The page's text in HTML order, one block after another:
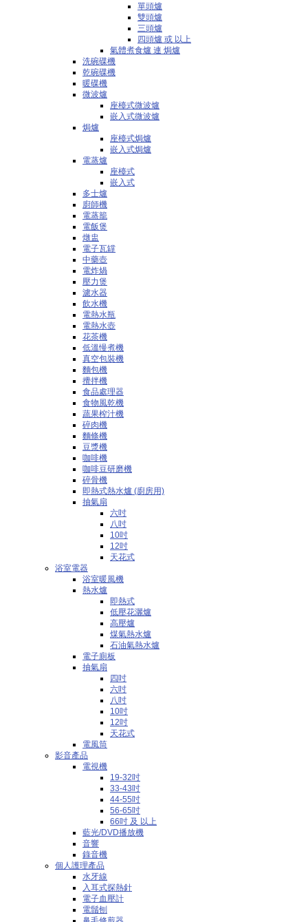
單頭爐
雙頭爐
三頭爐
四頭爐 或 以上
氣體煮食爐 連 焗爐
洗碗碟機
乾碗碟機
暖碟機
微波爐
座檯式微波爐
嵌入式微波爐
焗爐
座檯式焗爐
嵌入式焗爐
電蒸爐
座檯式
嵌入式
多士爐
廚師機
電蒸籠
電飯煲
燉盅
電子瓦罉
中藥壺
電炸煱
壓力煲
濾水器
飲水機
電熱水瓶
電熱水壺
花茶機
低溫慢煮機
真空包裝機
麵包機
攪拌機
食品處理器
食物風乾機
蔬果榨汁機
碎肉機
麵條機
豆漿機
咖啡機
咖啡豆研磨機
碎骨機
即熱式熱水爐 (廚房用)
抽氣扇
六吋
八吋
10吋
12吋
天花式
浴室電器
浴室暖風機
熱水爐
即熱式
低壓花灑爐
高壓爐
煤氣熱水爐
石油氣熱水爐
電子廁板
抽氣扇
四吋
六吋
八吋
10吋
12吋
天花式
電風筒
影音產品
電視機
19-32吋
33-43吋
44-55吋
56-65吋
66吋 及 以上
藍光/DVD播放機
音響
錄音機
個人護理產品
水牙線
入耳式探熱針
電子血壓計
電鬚刨
鼻毛修剪器